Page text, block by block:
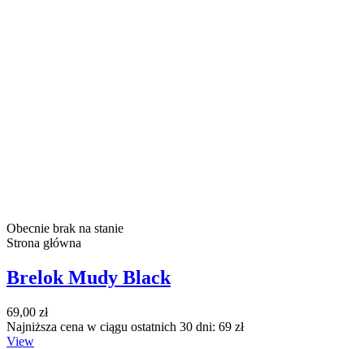
Obecnie brak na stanie
Strona główna
Brelok Mudy Black
69,00 zł
Najniższa cena w ciągu ostatnich 30 dni: 69 zł
View